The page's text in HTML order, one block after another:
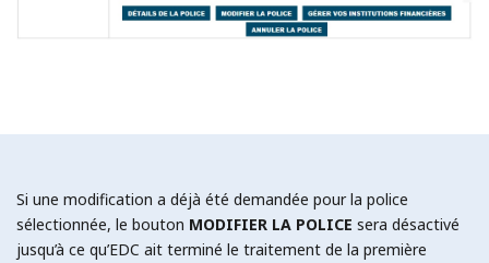
Si une modification a déjà été demandée pour la police
sélectionnée, le bouton MODIFIER LA POLICE sera désactivé
jusqu’à ce qu’EDC ait terminé le traitement de la première